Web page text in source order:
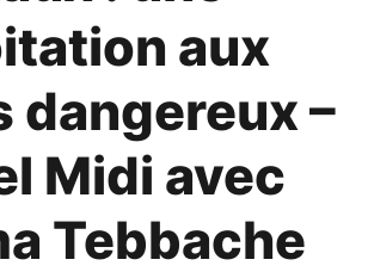
aux
dangereux –
Midi avec
Tebbache